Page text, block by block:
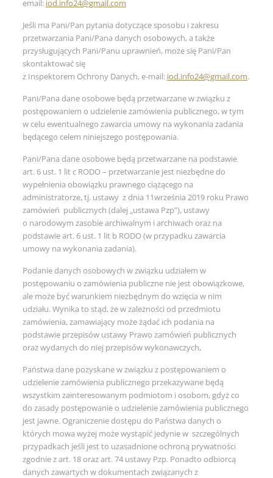
email: iod.info24@gmail.com
Jeśli ma Pani/Pan pytania dotyczące sposobu i zakresu
przetwarzania Pani/Pana danych osobowych, a także
przysługujących Pani/Panu uprawnień, może się Pani/Pan
skontaktować się
z Inspektorem Ochrony Danych, e-mail: iod.info24@gmail.com.
Pani/Pana dane osobowe będą przetwarzane w związku z
postępowaniem o udzielenie zamówienia publicznego, w tym
w celu ewentualnego zawarcia umowy na wykonania zadania
będącego celem niniejszego postępowania.
Pani/Pana dane osobowe będą przetwarzane na podstawie
art. 6 ust. 1 lit c RODO – przetwarzanie jest niezbędne do
wypełnienia obowiązku prawnego ciążącego na
administratorze, tj. ustawy z dnia 11września 2019 roku Prawo
zamówień publicznych (dalej „ustawa Pzp”), ustawy
o narodowym zasobie archiwalnym i archiwach oraz na
podstawie art. 6 ust. 1 lit b RODO (w przypadku zawarcia
umowy na wykonania zadania).
Podanie danych osobowych w związku udziałem w
postępowaniu o zamówienia publiczne nie jest obowiązkowe,
ale może być warunkiem niezbędnym do wzięcia w nim
udziału. Wynika to stąd, że w zależności od przedmiotu
zamówienia, zamawiający może żądać ich podania na
podstawie przepisów ustawy Prawo zamówień publicznych
oraz wydanych do niej przepisów wykonawczych,
Państwa dane pozyskane w związku z postępowaniem o
udzielenie zamówienia publicznego przekazywane będą
wszystkim zainteresowanym podmiotom i osobom, gdyż co
do zasady postępowanie o udzielenie zamówienia publicznego
jest jawne. Ograniczenie dostępu do Państwa danych o
których mowa wyżej może wystąpić jedynie w szczególnych
przypadkach jeśli jest to uzasadnione ochroną prywatności
zgodnie z art. 18 oraz art. 74 ustawy Pzp. Ponadto odbiorcą
danych zawartych w dokumentach związanych z